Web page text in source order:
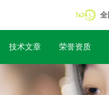
全
技术文章 荣誉资质